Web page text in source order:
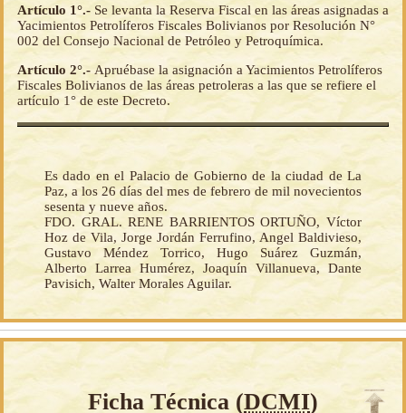
Artículo 1°.- Se levanta la Reserva Fiscal en las áreas asignadas a
Yacimientos Petrolíferos Fiscales Bolivianos por Resolución N°
002 del Consejo Nacional de Petróleo y Petroquímica.
Artículo 2°.- Apruébase la asignación a Yacimientos Petrolíferos
Fiscales Bolivianos de las áreas petroleras a las que se refiere el
artículo 1° de este Decreto.
Es dado en el Palacio de Gobierno de la ciudad de La
Paz, a los 26 días del mes de febrero de mil novecientos
sesenta y nueve años.
FDO. GRAL. RENE BARRIENTOS ORTUÑO, Víctor
Hoz de Vila, Jorge Jordán Ferrufino, Angel Baldivieso,
Gustavo Méndez Torrico, Hugo Suárez Guzmán,
Alberto Larrea Humérez, Joaquín Villanueva, Dante
Pavisich, Walter Morales Aguilar.
Ficha Técnica (DCMI)